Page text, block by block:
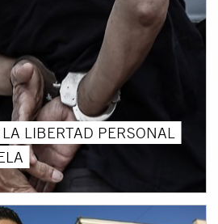
LIBERTAD PERSONAL